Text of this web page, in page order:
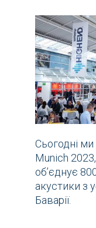
Сьогодні
Munich
об’єднує
акустики з
Баварії.